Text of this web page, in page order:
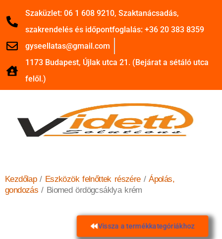
Szaküzlet: 06 1 608 9210, Szaktanácsadás,
szakrendelés és időpontfoglalás: +36 20 383 8359
gyseellatas@gmail.com
1173 Budapest, Újlak utca 21. (Bejárat a sétáló utca
felől.)
Kezdőlap/ Eszközök felnőttek részére/Ápolás,
gondozás / Biomed ördögcsáklya krém
Vissza a termékkategóriákhoz